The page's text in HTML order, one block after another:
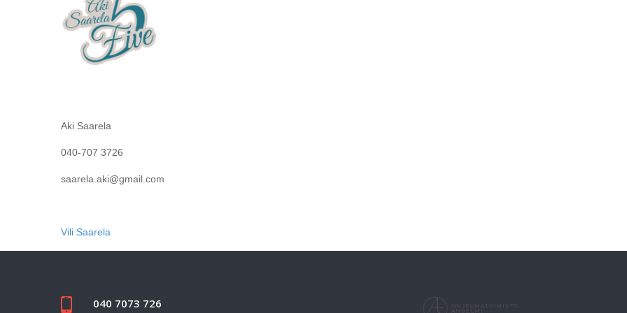
Aki Saarela
040-707 3726
saarela.aki@gmail.com
Vili Saarela
040 7073 726